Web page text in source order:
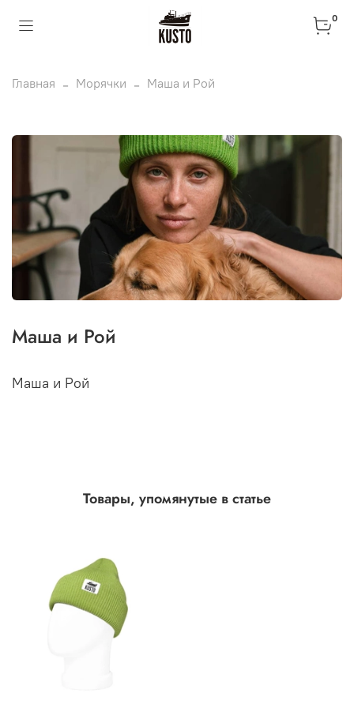
0
Главная Морячки Маша и Рой
Маша и Рой
Маша и Рой
Товары, упомянутые в статье